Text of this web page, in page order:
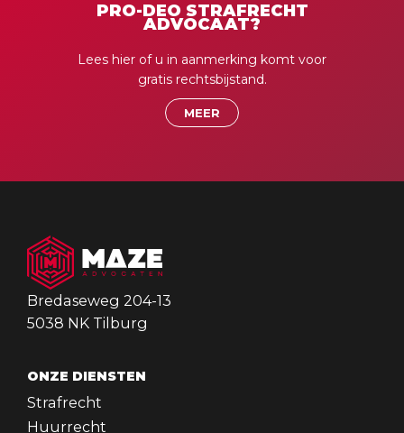
PRO-DEO STRAFRECHT
ADVOCAAT?
Lees hier of u in aanmerking komt voor
gratis rechtsbijstand.
MEER
Bredaseweg 204-13
5038 NK Tilburg
ONZE DIENSTEN
Strafrecht
Huurrecht